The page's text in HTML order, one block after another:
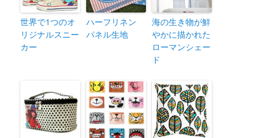
世界で1つのオ
リジナルスニー
カー
ハーフリネン
パネル生地
海の生き物が鮮
やかに描かれた
ローマンシェー
ド